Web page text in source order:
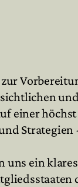
einer
Strategien
ein